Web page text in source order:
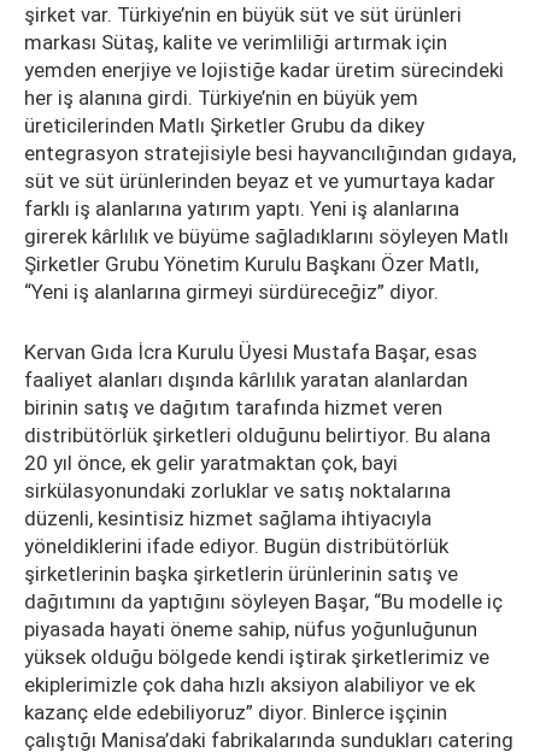
şirket var. Türkiye’nin en büyük süt ve süt ürünleri
markası Sütaş, kalite ve verimliliği artırmak için
yemden enerjiye ve lojistiğe kadar üretim sürecindeki
her iş alanına girdi. Türkiye’nin en büyük yem
üreticilerinden Matlı Şirketler Grubu da dikey
entegrasyon stratejisiyle besi hayvancılığından gıdaya,
süt ve süt ürünlerinden beyaz et ve yumurtaya kadar
farklı iş alanlarına yatırım yaptı. Yeni iş alanlarına
girerek kârlılık ve büyüme sağladıklarını söyleyen Matlı
Şirketler Grubu Yönetim Kurulu Başkanı Özer Matlı,
“Yeni iş alanlarına girmeyi sürdüreceğiz” diyor.
Kervan Gıda İcra Kurulu Üyesi Mustafa Başar, esas
faaliyet alanları dışında kârlılık yaratan alanlardan
birinin satış ve dağıtım tarafında hizmet veren
distribütörlük şirketleri olduğunu belirtiyor. Bu alana
20 yıl önce, ek gelir yaratmaktan çok, bayi
sirkülasyonundaki zorluklar ve satış noktalarına
düzenli, kesintisiz hizmet sağlama ihtiyacıyla
yöneldiklerini ifade ediyor. Bugün distribütörlük
şirketlerinin başka şirketlerin ürünlerinin satış ve
dağıtımını da yaptığını söyleyen Başar, “Bu modelle iç
piyasada hayati öneme sahip, nüfus yoğunluğunun
yüksek olduğu bölgede kendi iştirak şirketlerimiz ve
ekiplerimizle çok daha hızlı aksiyon alabiliyor ve ek
kazanç elde edebiliyoruz” diyor. Binlerce işçinin
çalıştığı Manisa’daki fabrikalarında sundukları catering